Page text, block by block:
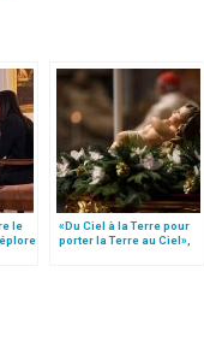
le
«Du Ciel à la Terre pour
porter la Terre au Ciel»,